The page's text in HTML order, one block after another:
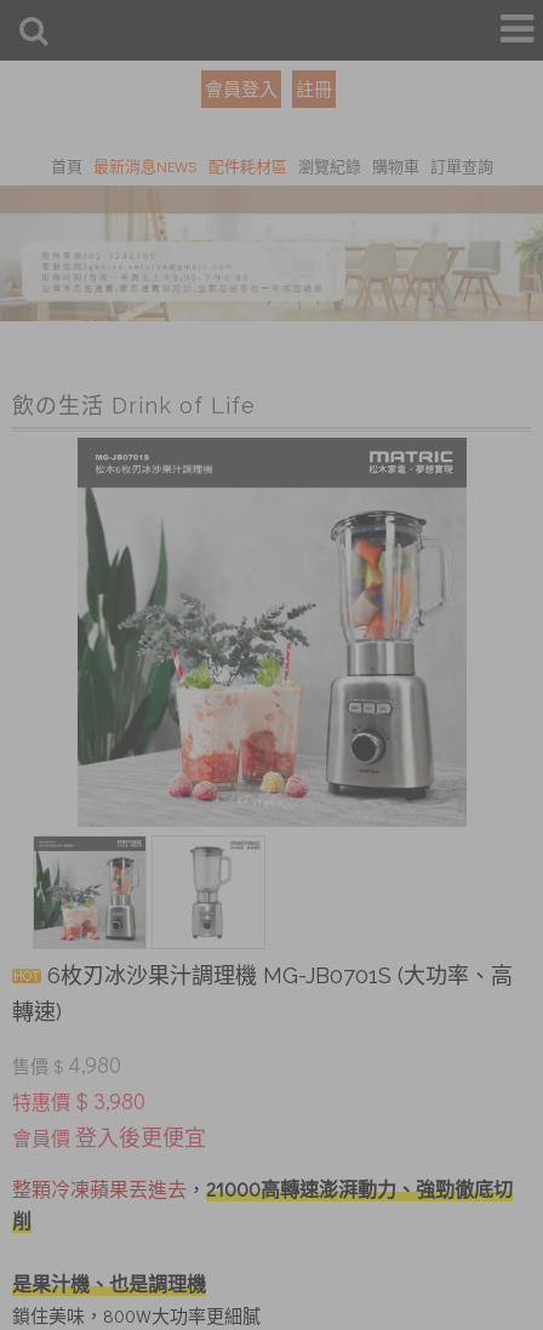
會員登入 註冊
首頁 最新消息NEWS 配件耗材區 瀏覽紀錄 購物車 訂單查詢
飲の生活 Drink of Life
6枚刃冰沙果汁調理機 MG-JB0701S (大功率、高
轉速)
售價 $ 4,980
特惠價 $ 3,980
會員價 登入後更便宜
整顆冷凍蘋果丟進去 ， 21000高轉速澎湃動力、強勁徹底切
削
是果汁機、也是調理機
鎖住美味，800W大功率更細膩